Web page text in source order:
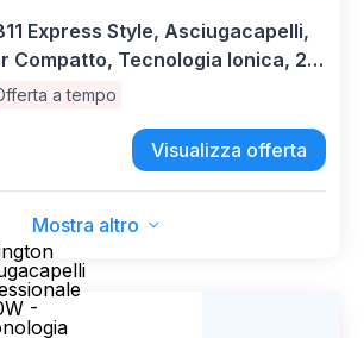
Express Style, Asciugacapelli,
Compatto, Tecnologia Ionica, 2
velocità/temperatura, Design
a tempo
Visualizza offerta
Mostra altro
-